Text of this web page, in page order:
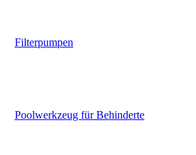
Filterpumpen
Poolwerkzeug für Behinderte